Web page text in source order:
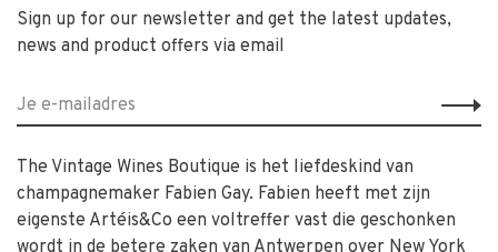
Sign up for our newsletter and get the latest updates,
news and product offers via email
The Vintage Wines Boutique is het liefdeskind van
champagnemaker Fabien Gay. Fabien heeft met zijn
eigenste Artéis&Co een voltreffer vast die geschonken
wordt in de betere zaken van Antwerpen over New York